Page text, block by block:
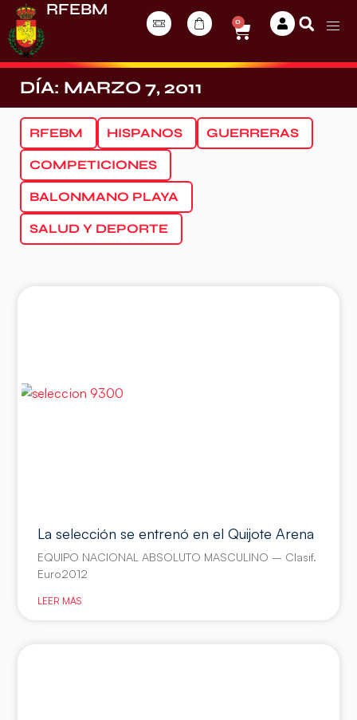
RFEBM
0
DÍA: MARZO 7, 2011
RFEBM HISPANOS GUERRERAS
COMPETICIONES
BALONMANO PLAYA
SALUD Y DEPORTE
La selección se entrenó en el Quijote Arena
EQUIPO NACIONAL ABSOLUTO MASCULINO – Clasif.
Euro2012
LEER MÁS